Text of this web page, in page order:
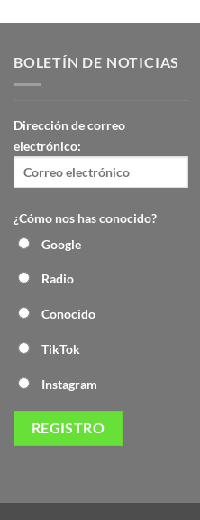
BOLETÍN DE NOTICIAS
Dirección de correo
electrónico:
¿Cómo nos has conocido?
Google
Radio
Conocido
TikTok
Instagram